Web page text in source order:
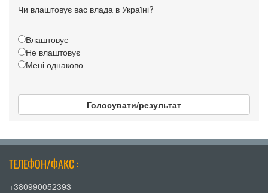
Чи влаштовує вас влада в Україні?
Влаштовує
Не влаштовує
Мені однаково
Голосувати/результат
ТЕЛЕФОН/ФАКС :
+380990052393